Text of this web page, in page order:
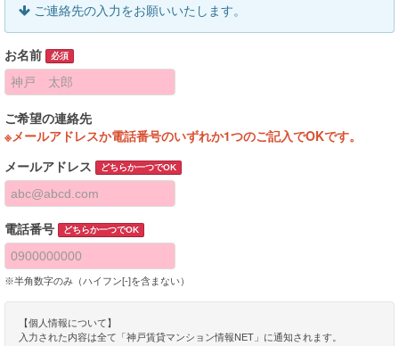
ご連絡先の入力をお願いいたします。
お名前 必須
ご希望の連絡先
※メールアドレスか電話番号のいずれか1つのご記入でOKです。
メールアドレス どちらか一つでOK
電話番号 どちらか一つでOK
※半角数字のみ（ハイフン[-]を含まない）
【個人情報について】
入力された内容は全て「神戸賃貸マンション情報NET」に通知されます。